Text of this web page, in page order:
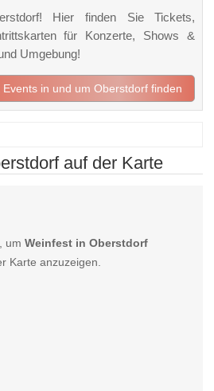
Hier finden Sie Tickets,
für Konzerte, Shows &
Umgebung!
Events in und um Oberstdorf finden
auf der Karte
umWeinfest in Oberstdorf
Karte anzuzeigen.